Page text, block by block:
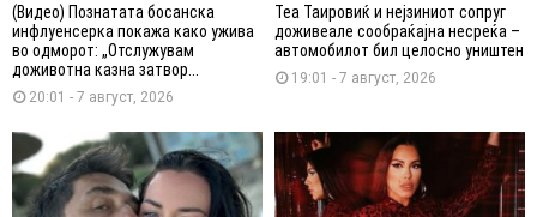
(Видео) Познатата босанска
инфлуенсерка покажа како ужива
во одморот: „Отслужувам
доживотна казна затвор...
20:01 - 7 август, 2026
Теа Таировиќ и нејзиниот сопруг
доживеале сообраќајна несреќа –
автомобилот бил целосно уништен
19:01 - 7 август, 2026